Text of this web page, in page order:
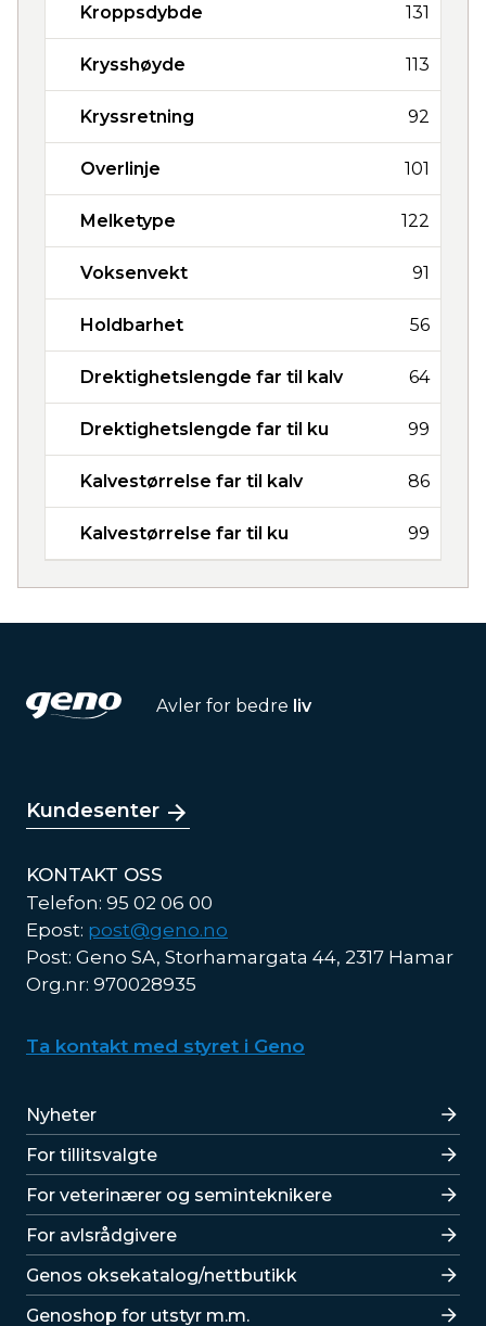
Kroppsdybde 131
Krysshøyde 113
Kryssretning 92
Overlinje 101
Melketype 122
Voksenvekt 91
Holdbarhet 56
Drektighetslengde far til kalv 64
Drektighetslengde far til ku 99
Kalvestørrelse far til kalv 86
Kalvestørrelse far til ku 99
Avler for bedre liv
Kundesenter
KONTAKT OSS
Telefon: 95 02 06 00
Epost: post@geno.no
Post: Geno SA, Storhamargata 44, 2317 Hamar
Org.nr: 970028935
Ta kontakt med styret i Geno
Lenker
Nyheter
For tillitsvalgte
For veterinærer og seminteknikere
For avlsrådgivere
Lenker
Genos oksekatalog/nettbutikk
Genoshop for utstyr m.m.